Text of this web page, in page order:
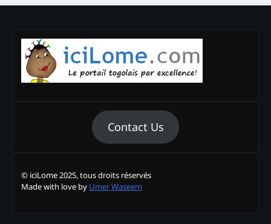
Contact Us
© iciLome 2025, tous droits réservés
Made with love by Umer Waseem